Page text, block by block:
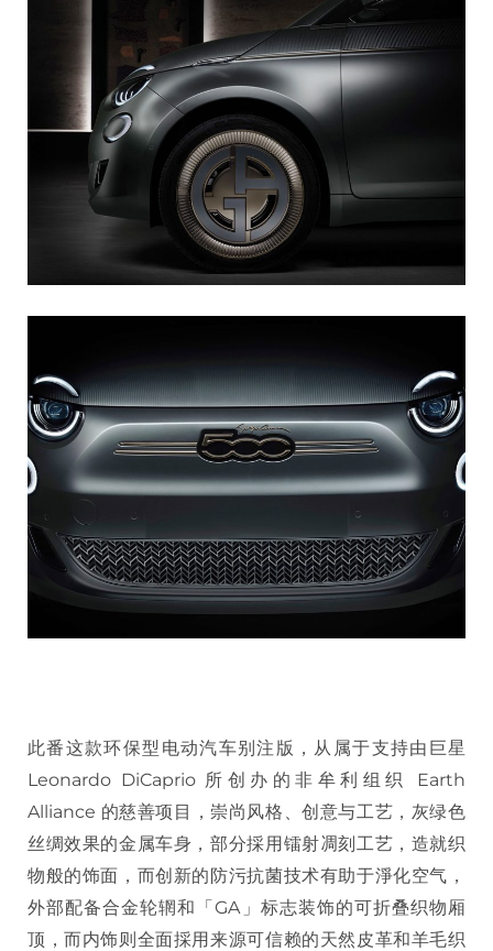
此番这款环保型电动汽车别注版，从属于支持由巨星
Leonardo DiCaprio 所创办的非牟利组织 Earth
Alliance 的慈善项目，崇尚风格、创意与工艺，灰绿色
丝绸效果的金属车身，部分採用镭射凋刻工艺，造就织
物般的饰面，而创新的防污抗菌技术有助于淨化空气，
外部配备合金轮辋和「GA」标志装饰的可折叠织物厢
顶，而内饰则全面採用来源可信赖的天然皮革和羊毛织